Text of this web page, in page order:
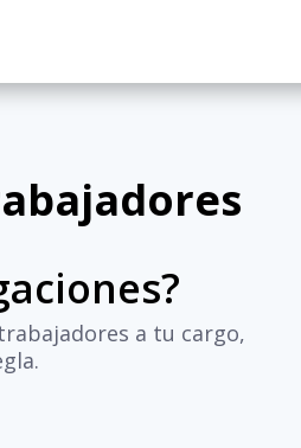
a tu cargo,